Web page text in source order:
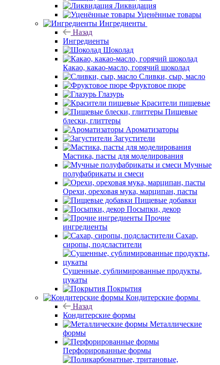
Ликвидация
Уценённые товары
Ингредиенты
Назад
Ингредиенты
Шоколад
Какао, какао-масло, горячий шоколад
Сливки, сыр, масло
Фруктовое пюре
Глазурь
Красители пищевые
Пищевые
блески, глиттеры
Ароматизаторы
Загустители
Мастика, пасты для моделирования
Мучные
полуфабрикаты и смеси
Орехи, ореховая мука, марципан, пасты
Пищевые добавки
Посыпки, декор
Прочие
ингредиенты
Сахар,
сиропы, подсластители
Сушенные, сублимированные продукты,
цукаты
Покрытия
Кондитерские формы
Назад
Кондитерские формы
Металлические
формы
Перфорированные формы